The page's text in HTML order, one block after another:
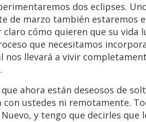
dos eclipses.
de marzo también estaremos
cómo quieren que su vida
que necesitamos
nos llevará a vivir
ahora están deseosos de
con ustedes ni remotamente.
y tengo que decirles que